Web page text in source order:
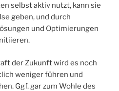
selbst aktiv nutzt, kann sie
geben, und durch
und Optimierungen
der Zukunft wird es noch
weniger führen und
Ggf. gar zum Wohle des